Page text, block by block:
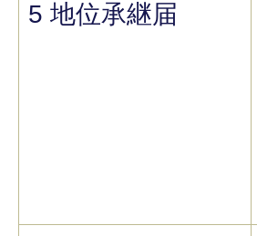
5 地位承継届